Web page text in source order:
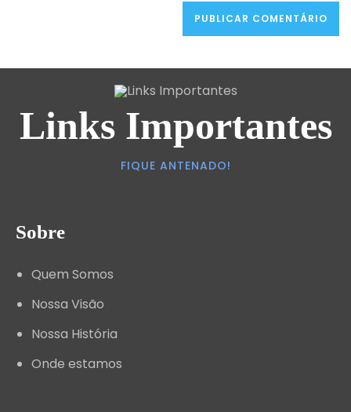
Links Importantes
FIQUE ANTENADO!
Sobre
Quem Somos
Nossa Visão
Nossa História
Onde estamos